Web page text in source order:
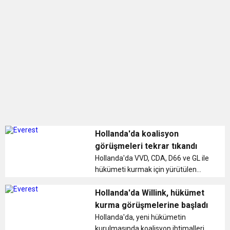
Hollanda'da koalisyon
görüşmeleri tekrar tıkandı
Hollanda'da VVD, CDA, D66 ve GL ile
hükümeti kurmak için yürütülen
Hollanda'da Willink, hükümet
kurma görüşmelerine başladı
Hollanda'da, yeni hükümetin